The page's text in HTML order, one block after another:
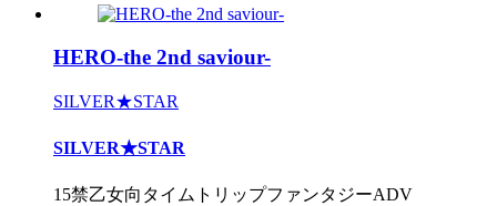
HERO-the 2nd saviour-
SILVER★STAR
SILVER★STAR
15禁乙女向タイムトリップファンタジーADV